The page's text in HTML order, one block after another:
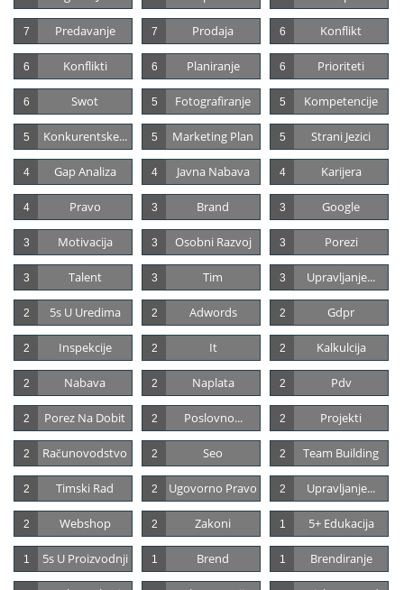
Predavanje
7 Prodaja
7 Konflikt
6
Konflikti
6 Planiranje
6 Prioriteti
6
Swot
6 Fotografiranje
5 Kompetencije
5
Konkurentske...
5 Marketing Plan
5 Strani Jezici
5
Gap Analiza
4 Javna Nabava
4 Karijera
4
Pravo
4 Brand
3 Google
3
Motivacija
3 Osobni Razvoj
3 Porezi
3
Talent
3 Tim
3 Upravljanje...
3
5s U Uredima
2 Adwords
2 Gdpr
2
Inspekcije
2 It
2 Kalkulcija
2
Nabava
2 Naplata
2 Pdv
2
Porez Na Dobit
2 Poslovno...
2 Projekti
2
Računovodstvo
2 Seo
2 Team Building
2
Timski Rad
2 Ugovorno Pravo
2 Upravljanje...
2
Webshop
2 Zakoni
2 5+ Edukacija
1
5s U Proizvodnji
1 Brend
1 Brendiranje
1